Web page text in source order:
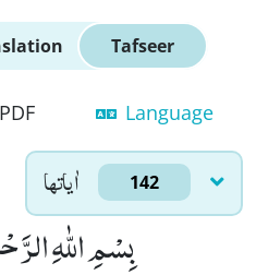
Tafseer
PDF Language
اٰياتها 142
بِسْمِ اللّٰهِ